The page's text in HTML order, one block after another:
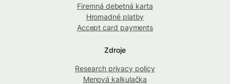
Firemná debetná karta
Hromadné platby
Accept card payments
Zdroje
Research privacy policy
Menová kalkulačka